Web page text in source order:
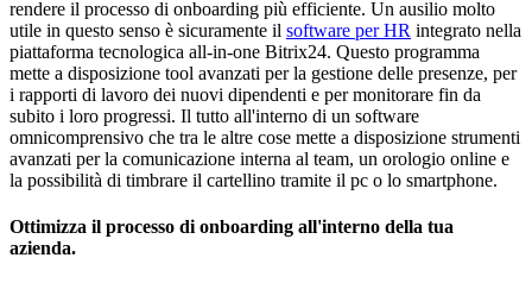
rendere il processo di onboarding più efficiente. Un ausilio molto
utile in questo senso è sicuramente il software per HR integrato nella
piattaforma tecnologica all-in-one Bitrix24. Questo programma
mette a disposizione tool avanzati per la gestione delle presenze, per
i rapporti di lavoro dei nuovi dipendenti e per monitorare fin da
subito i loro progressi. Il tutto all'interno di un software
omnicomprensivo che tra le altre cose mette a disposizione strumenti
avanzati per la comunicazione interna al team, un orologio online e
la possibilità di timbrare il cartellino tramite il pc o lo smartphone.
Ottimizza il processo di onboarding all'interno della tua
azienda.